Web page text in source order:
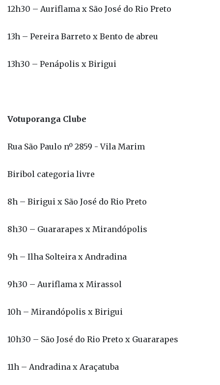
13h – Pereira Barreto x Bento de abreu
13h30 – Penápolis x Birigui
Rua São Paulo nº 2859 - Vila Marim
Biribol categoria livre
8h – Birigui x São José do Rio Preto
8h30 – Guararapes x Mirandópolis
9h – Ilha Solteira x Andradina
9h30 – Auriflama x Mirassol
10h – Mirandópolis x Birigui
10h30 – São José do Rio Preto x Guararapes
11h – Andradina x Araçatuba
11h30 – Mirassol x Votuporanga